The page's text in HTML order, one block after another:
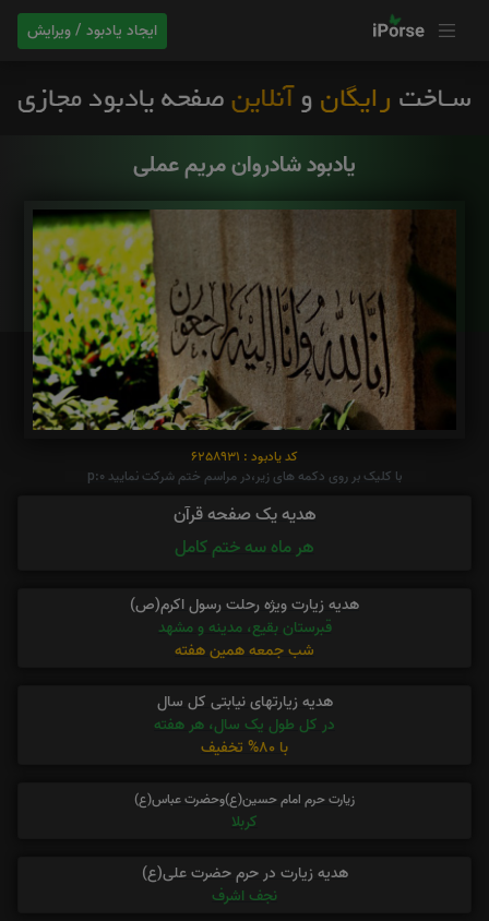
ایجاد یادبود / ویرایش
یادبود شادروان مریم عملی
کد یادبود : 6258931
با کلیک بر روی دکمه های زیر،در مراسم ختم شرکت نمایید p:0
هدیه یک صفحه قرآن
هر ماه سه ختم کامل
هدیه زیارت ویژه رحلت رسول اکرم(ص)
قبرستان بقیع، مدینه و مشهد
شب جمعه همین هفته
هدیه زیارتهای نیابتی کل سال
در کل طول یک سال، هر هفته
با 80% تخفیف
زیارت حرم امام حسین(ع)وحضرت عباس(ع)
کربلا
هدیه زیارت در حرم حضرت علی(ع)
نجف اشرف